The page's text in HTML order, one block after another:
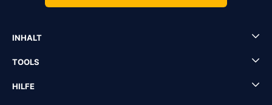
INHALT
TOOLS
HILFE